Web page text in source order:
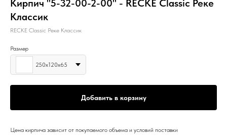
Кирпич "5-32-00-2-00" - RECKE Classic Реке
Классик
RECKE Classic Реке Классик
Размер
250х120х65
Добавить в корзину
Цена кирпича зависит от покупаемого объема и условий поставки